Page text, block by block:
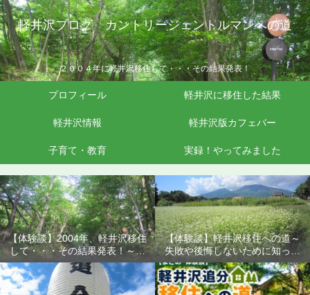
軽井沢ブログ カントリージェントルマンへの道
２００４年に軽井沢移住して・・・その結果発表！
プロフィール 軽井沢に移住した結果
軽井沢情報 軽井沢版カフェバー
子育て・教育 実録！やってみました
【体験談】2004年、軽井沢移住
して・・・その結果発表！～失
敗や後悔しないために知ってお
きたいこと
【体験談】軽井沢移住への道～
失敗や後悔しないために知って
おきたいこと